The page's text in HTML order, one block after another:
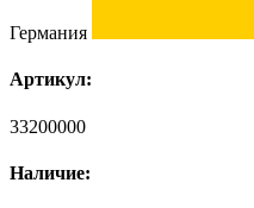
Германия
Артикул:
33200000
Наличие: